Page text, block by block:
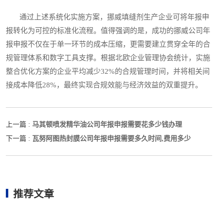
通过上述系统化实施方案，挪威填缝剂生产企业可将年报申
报转化为可控的标准化流程。值得强调的是，成功的挪威公司年
报申报不仅在于单一环节的成本压缩，更需要建立贯穿全年的合
规管理体系和数字工具支撑。根据北欧企业管理协会统计，实施
整合优化方案的企业平均减少32%的合规管理时间，并将相关间
接成本降低28%，最终实现合规效能与经济效益的双重提升。
上一篇 : 马其顿喷发精华油公司年报申报需要花多少钱办理
下一篇 : 瓦努阿图热封膜公司年报申报需要多久时间,费用多少
推荐文章